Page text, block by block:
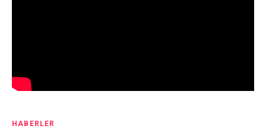
HABERLER